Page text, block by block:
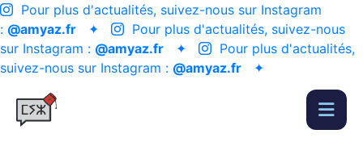
Pour plus d'actualités, suivez-nous sur Instagram
: @amyaz.fr ✦
Pour plus d'actualités, suivez-nous
sur Instagram : @amyaz.fr ✦
Pour plus d'actualités,
suivez-nous sur Instagram : @amyaz.fr ✦